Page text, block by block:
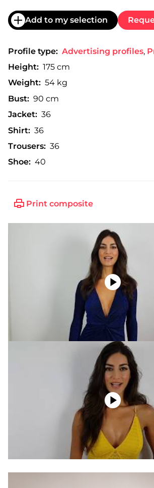
Add to my selection
Profile type: Advertising profiles,
Height: 175 cm
Weight: 54 kg
Bust: 90 cm
Jacket: 36
Shirt: 36
Trousers: 36
Shoe: 40
Print composite